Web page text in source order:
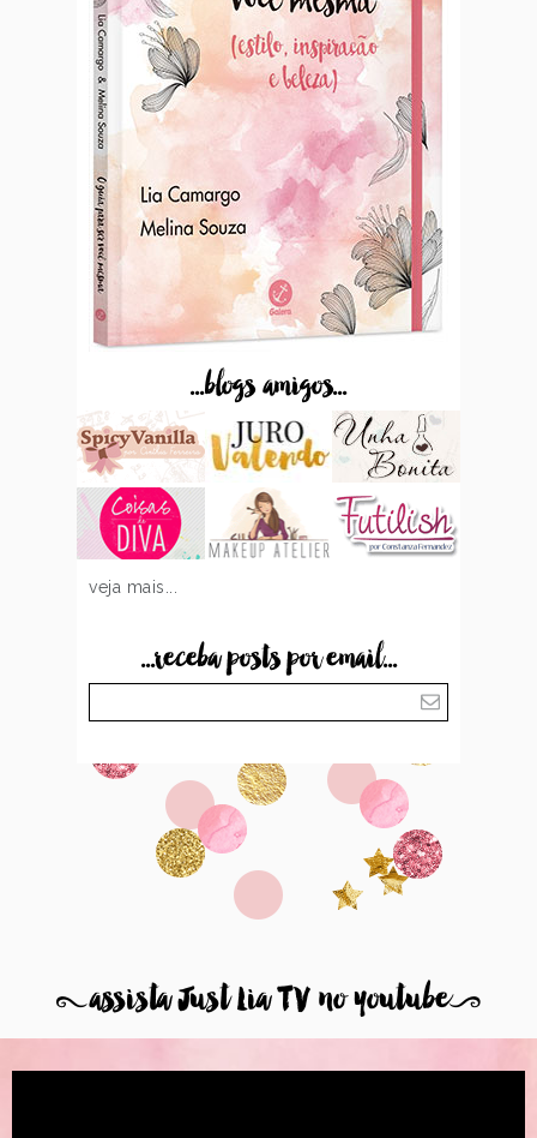
...blogs amigos...
veja mais...
...receba posts por email...
8assista Just Lia TV no youtube9